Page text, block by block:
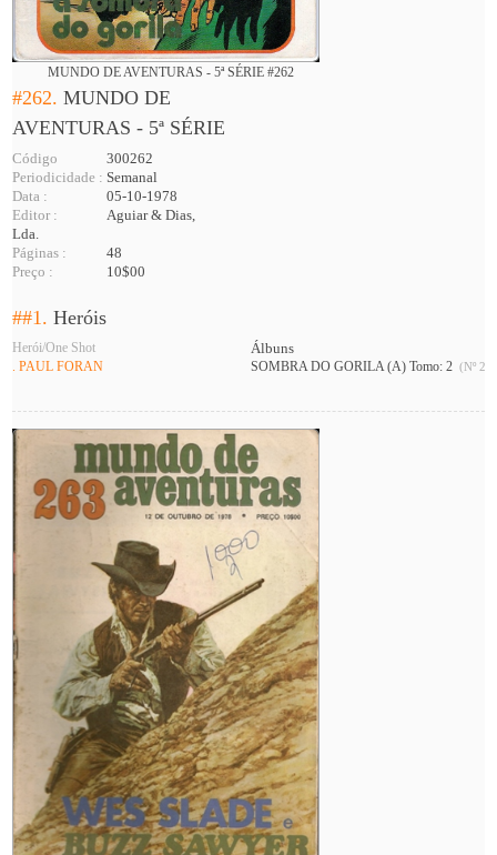
MUNDO DE AVENTURAS - 5ª SÉRIE #262
#262.MUNDO DE
AVENTURAS - 5ª SÉRIE
Código
300262
Periodicidade : Semanal
Data :
05-10-1978
Editor :
Aguiar & Dias,
Lda.
Páginas :
48
Preço :
10$00
##1.Heróis
Herói/One Shot Álbuns
. PAUL FORAN SOMBRA DO GORILA (A) Tomo: 2 (Nº